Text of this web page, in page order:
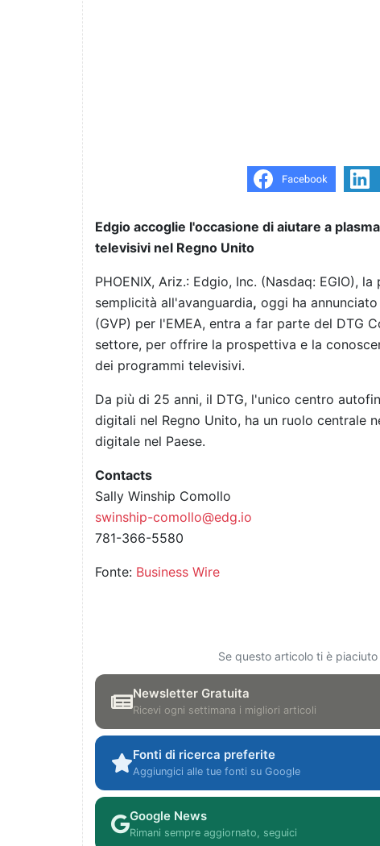
Edgio accoglie l'occasione di aiutare a
televisivi nel Regno Unito
PHOENIX, Ariz.: Edgio, Inc. (Nasdaq: EGIO),
semplicità all'avanguardia, oggi ha
(GVP) per l'EMEA, entra a far parte del DTG
settore, per offrire la prospettiva e la
dei programmi televisivi.
Da più di 25 anni, il DTG, l'unico centro
digitali nel Regno Unito, ha un ruolo centrale
digitale nel Paese.
Contacts
Sally Winship Comollo
swinship-comollo@edg.io
781-366-5580
Fonte: Business Wire
Se questo articolo ti è
Newsletter Gratuita
Ricevi ogni settimana i migliori articoli
Fonti di ricerca preferite
Aggiungici alle tue fonti su Google
Google News
Rimani sempre aggiornato, seguici